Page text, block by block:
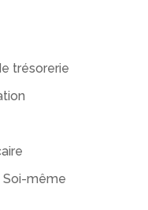
trésorerie
Soi-même